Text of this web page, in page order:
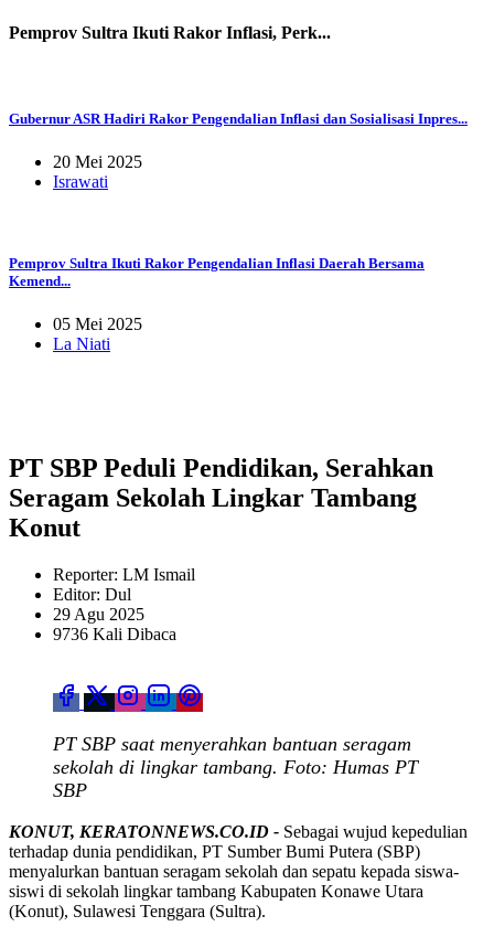
Pemprov Sultra Ikuti Rakor Inflasi, Perk...
Gubernur ASR Hadiri Rakor Pengendalian Inflasi dan Sosialisasi Inpres...
20 Mei 2025
Israwati
Pemprov Sultra Ikuti Rakor Pengendalian Inflasi Daerah Bersama
Kemend...
05 Mei 2025
La Niati
PT SBP Peduli Pendidikan, Serahkan
Seragam Sekolah Lingkar Tambang
Konut
Reporter: LM Ismail
Editor: Dul
29 Agu 2025
9736 Kali Dibaca
PT SBP saat menyerahkan bantuan seragam
sekolah di lingkar tambang. Foto: Humas PT
SBP
KONUT, KERATONNEWS.CO.ID - Sebagai wujud kepedulian
terhadap dunia pendidikan, PT Sumber Bumi Putera (SBP)
menyalurkan bantuan seragam sekolah dan sepatu kepada siswa-
siswi di sekolah lingkar tambang Kabupaten Konawe Utara
(Konut), Sulawesi Tenggara (Sultra).